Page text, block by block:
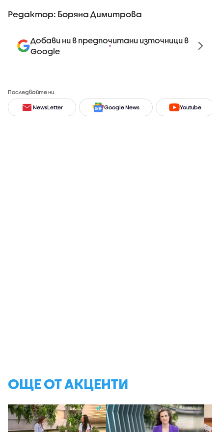
Редактор: Боряна Димитрова
Добави ни в предпочитани източници в
Google
Последвайте ни
NewsLetter Google News Youtube
ОЩЕ ОТ АКЦЕНТИ